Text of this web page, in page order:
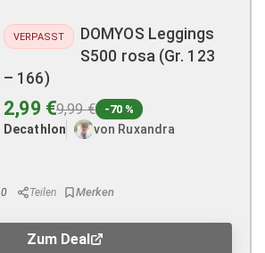
VERPASST
DOMYOS Leggings
S500 rosa (Gr. 123
– 166)
2,99 €9,99 € -70 %
Decathlon von Ruxandra
0 Teilen
Zum Deal